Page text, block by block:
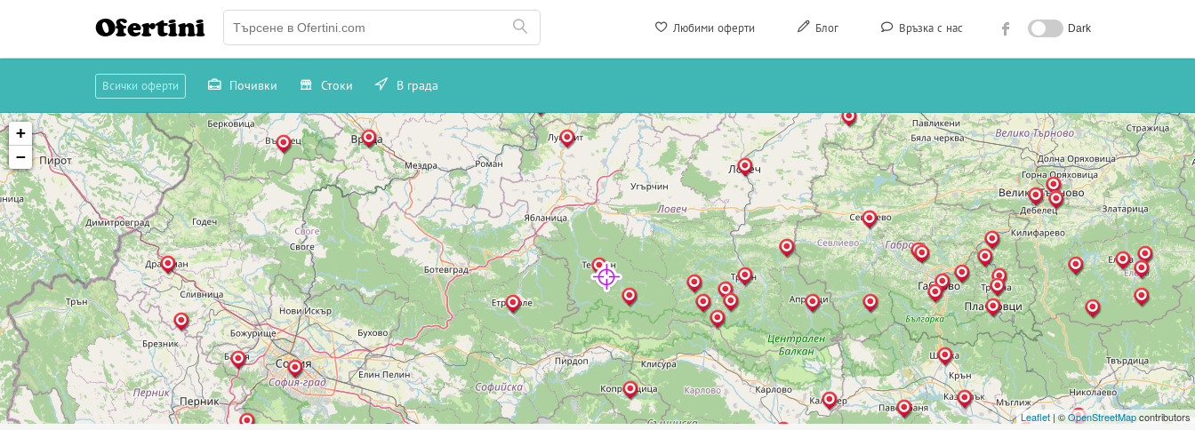
Любими оферти Блог Връзка с нас Dark
Ofertini
Всички оферти Почивки Стоки В града
+
−
Leaflet | ©OpenStreetMapcontributors